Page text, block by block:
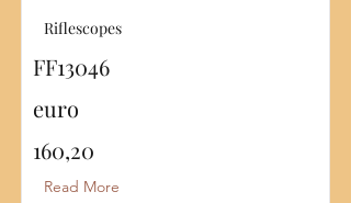
Riflescopes
FF13046
euro
160,20
Read More